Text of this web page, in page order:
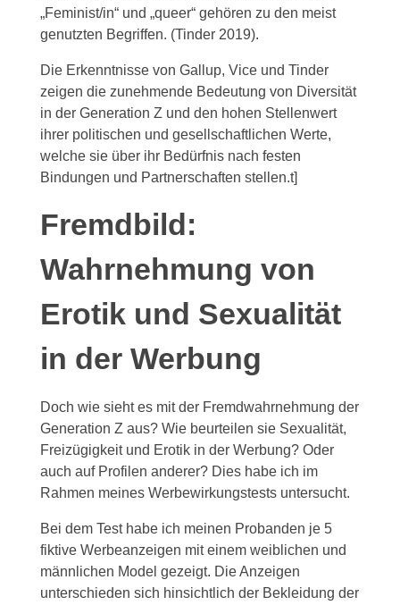
„Feminist/in“ und „queer“ gehören zu den meist
genutzten Begriffen. (Tinder 2019).
Die Erkenntnisse von Gallup, Vice und Tinder
zeigen die zunehmende Bedeutung von Diversität
in der Generation Z und den hohen Stellenwert
ihrer politischen und gesellschaftlichen Werte,
welche sie über ihr Bedürfnis nach festen
Bindungen und Partnerschaften stellen.t]
Fremdbild:
Wahrnehmung von
Erotik und Sexualität
in der Werbung
Doch wie sieht es mit der Fremdwahrnehmung der
Generation Z aus? Wie beurteilen sie Sexualität,
Freizügigkeit und Erotik in der Werbung? Oder
auch auf Profilen anderer? Dies habe ich im
Rahmen meines Werbewirkungstests untersucht.
Bei dem Test habe ich meinen Probanden je 5
fiktive Werbeanzeigen mit einem weiblichen und
männlichen Model gezeigt. Die Anzeigen
unterschieden sich hinsichtlich der Bekleidung der